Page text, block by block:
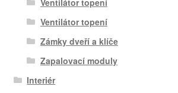
Ventilátor topení
Ventilátor topení
Zámky dveří a klíče
Zapalovací moduly
Interiér